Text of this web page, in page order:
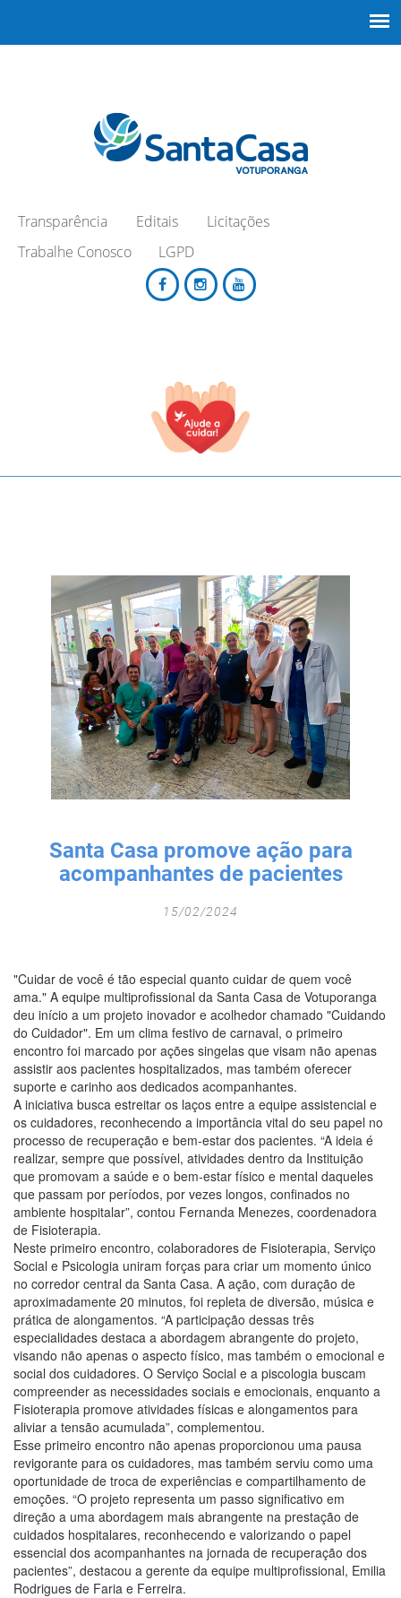
Transparência Editais
Licitações
Trabalhe Conosco
LGPD
TODOS OS CAMPOS SÃO OBRIGATÓRIOS.
Santa Casa promove ação para
acompanhantes de pacientes
15/02/2024
"Cuidar de você é tão especial quanto cuidar de quem você
ama." A equipe multiprofissional da Santa Casa de Votuporanga
deu início a um projeto inovador e acolhedor chamado "Cuidando
do Cuidador". Em um clima festivo de carnaval, o primeiro
encontro foi marcado por ações singelas que visam não apenas
assistir aos pacientes hospitalizados, mas também oferecer
suporte e carinho aos dedicados acompanhantes.
A iniciativa busca estreitar os laços entre a equipe assistencial e
os cuidadores, reconhecendo a importância vital do seu papel no
processo de recuperação e bem-estar dos pacientes. “A ideia é
realizar, sempre que possível, atividades dentro da Instituição
que promovam a saúde e o bem-estar físico e mental daqueles
que passam por períodos, por vezes longos, confinados no
ambiente hospitalar”, contou Fernanda Menezes, coordenadora
de Fisioterapia.
Neste primeiro encontro, colaboradores de Fisioterapia, Serviço
Social e Psicologia uniram forças para criar um momento único
no corredor central da Santa Casa. A ação, com duração de
aproximadamente 20 minutos, foi repleta de diversão, música e
prática de alongamentos. “A participação dessas três
especialidades destaca a abordagem abrangente do projeto,
visando não apenas o aspecto físico, mas também o emocional e
social dos cuidadores. O Serviço Social e a piscologia buscam
compreender as necessidades sociais e emocionais, enquanto a
Fisioterapia promove atividades físicas e alongamentos para
aliviar a tensão acumulada”, complementou.
Esse primeiro encontro não apenas proporcionou uma pausa
revigorante para os cuidadores, mas também serviu como uma
oportunidade de troca de experiências e compartilhamento de
emoções. “O projeto representa um passo significativo em
direção a uma abordagem mais abrangente na prestação de
cuidados hospitalares, reconhecendo e valorizando o papel
essencial dos acompanhantes na jornada de recuperação dos
pacientes”, destacou a gerente da equipe multiprofissional, Emilia
Rodrigues de Faria e Ferreira.